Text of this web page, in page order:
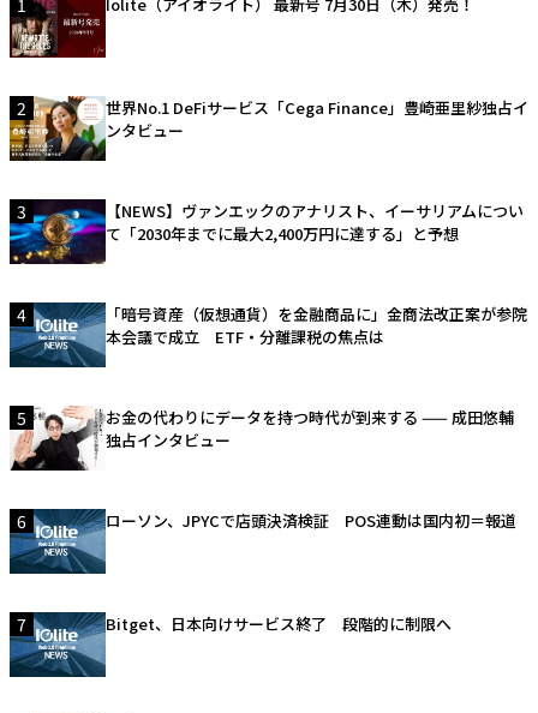
2
世界No.1 DeFiサービス「Cega Finance」豊崎亜里紗独占イ
ンタビュー
3
【NEWS】ヴァンエックのアナリスト、イーサリアムについ
て「2030年までに最大2,400万円に達する」と予想
4
「暗号資産（仮想通貨）を金融商品に」金商法改正案が参院
本会議で成立 ETF・分離課税の焦点は
5
お金の代わりにデータを持つ時代が到来する —— 成田悠輔
独占インタビュー
6 ローソン、JPYCで店頭決済検証 POS連動は国内初＝報道
7 Bitget、日本向けサービス終了 段階的に制限へ